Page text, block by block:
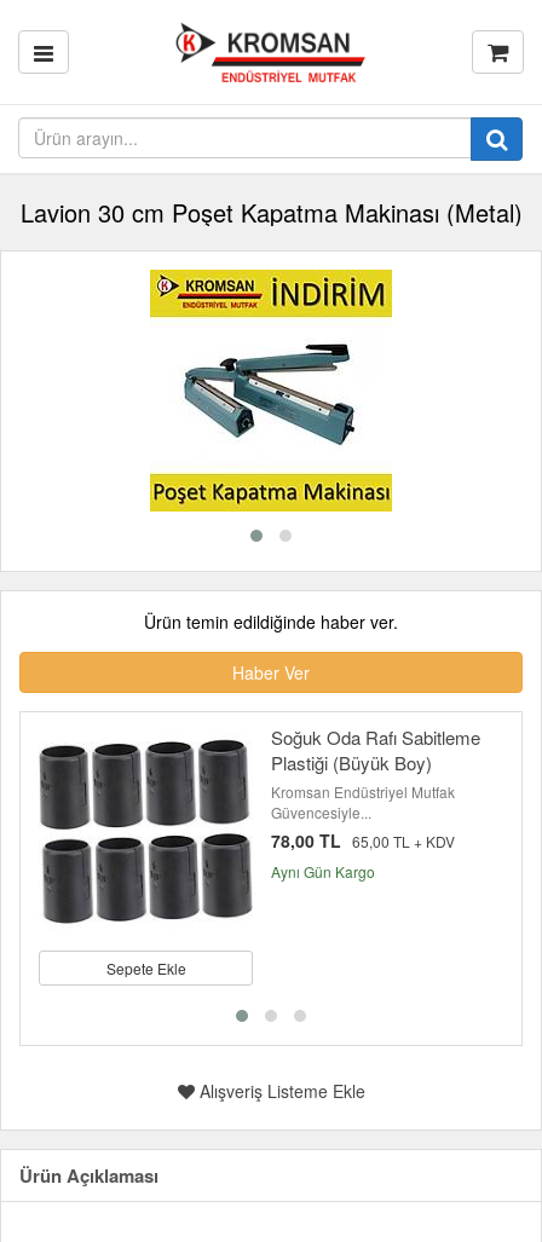
Lavion 30 cm Poşet Kapatma Makinası (Metal)
Ürün temin edildiğinde haber ver.
Haber Ver
Sepete Ekle
Soğuk Oda Rafı Sabitleme
Plastiği (Büyük Boy)
Kromsan Endüstriyel Mutfak
Güvencesiyle...
78,00 TL 65,00 TL + KDV
Aynı Gün Kargo
Alışveriş Listeme Ekle
Ürün Açıklaması